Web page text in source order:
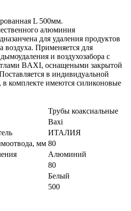
L 500мм.
алюминия
для удаления продуктов
воздуха. Применяется для
и воздухозабора с
BAXI, оснащеными закрытой
в индивидуальной
в комплекте имеются силиконовые
Трубы коаксиальные
Baxi
ИТАЛИЯ
мм 80
Алюминий
80
Белый
500